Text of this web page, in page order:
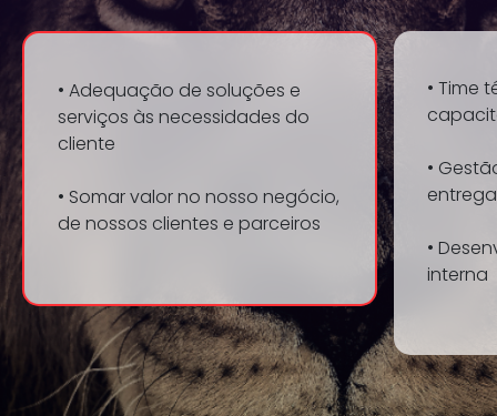
• Adequação de soluções e
serviços às necessidades do
cliente
• Somar valor no nosso negócio,
de nossos clientes e parceiros
• Time
•
•
interna